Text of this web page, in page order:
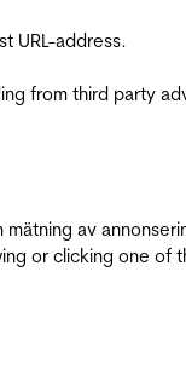
URL-address.
from third party
mätning av
or clicking one